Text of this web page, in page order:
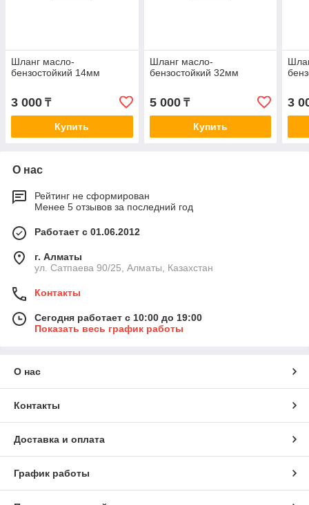
Шланг масло-
бензостойкий 14мм
3 000 ₸
Купить
Шланг масло-
бензостойкий 32мм
5 000₸
Купить
3
О нас
Рейтинг не сформирован
Менее 5 отзывов за последний год
Работает с 01.06.2012
г. Алматы
ул. Сатпаева 90/25, Алматы, Казахстан
Контакты
Сегодня работает с 10:00 до 19:00
Показать весь график работы
О нас
Контакты
Доставка и оплата
График работы